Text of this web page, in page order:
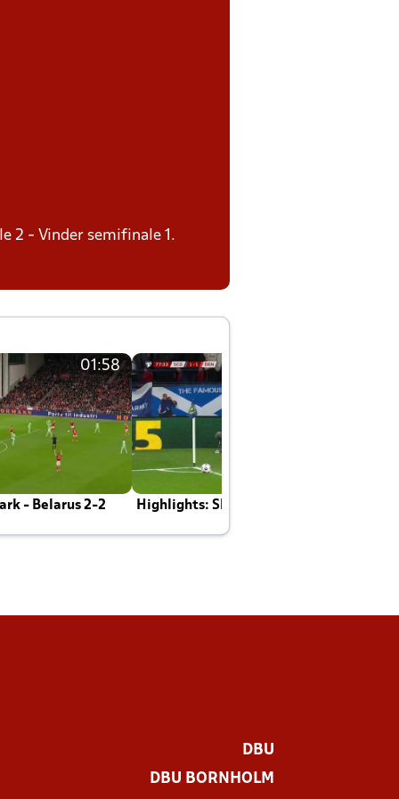
2 - Vinder semifinale 1.
01:58
- Belarus 2-2 Highlights: Skotland - Danmark 4-2
DBU
DBU BORNHOLM